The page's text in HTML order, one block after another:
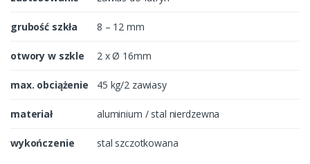
grubość szkła 8 – 12 mm
otwory w szkle 2 x Ø 16mm
max. obciążenie 45 kg/2 zawiasy
materiał aluminium / stal nierdzewna
wykończenie stal szczotkowana